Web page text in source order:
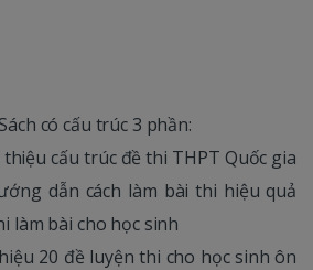
Sách có cấu trúc 3 phần:
cấu trúc đề thi THPT Quốc gia
dẫn cách làm bài thi hiệu quả
làm bài cho học sinh
20 đề luyện thi cho học sinh ôn